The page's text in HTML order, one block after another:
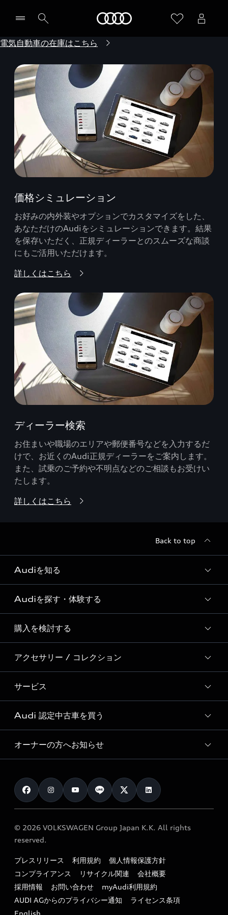
電気自動車の在庫はこちら
価格シミュレーション
お好みの内外装やオプションでカスタマイズをした、
あなただけのAudiをシミュレーションできます。結果
を保存いただく、正規ディーラーとのスムーズな商談
にもご活用いただけます。
詳しくはこちら
ディーラー検索
お住まいや職場のエリアや郵便番号などを入力するだ
けで、お近くのAudi正規ディーラーをご案内します。
また、試乗のご予約や不明点などのご相談もお受けい
たします。
詳しくはこちら
Back to top
Audiを知る
Audi ブランド
Story of Progress
Audi Sport
Formula 1®
デジタルサービス
Audiを探す・体験する
ディーラー検索
新車在庫検索
試乗車・展示車検索
見積り依頼
試乗予約
購入を検討する
モデル一覧
特別仕様モデル / 限定モデル
e-tronラインアップ
価格シミュレーション
車両比較
カタログ一覧
アクセサリー / コレクション
純正アクセサリー
オンラインショップ
Audi collection
アウディナビアプリ
サービス
サービス入庫予約
サービスプログラム
メンテナンス
車検 / 定期点検
e-tronアフターサポート
myAudi
Audi 認定中古車を買う
Audi認定中古車
クオリティ
保証
メンテナンス
ファイナンス
キャンペーン / イベント
買取査定
オーナーの方へお知らせ
お知らせ
オーナー様向けキャンペーン
特定整備適用車一覧
リサイクル法
よくある質問（FAQ）
© 2026 VOLKSWAGEN Group Japan K.K. All rights
reserved.
プレスリリース 利用規約
個人情報保護方針
コンプライアンス
リサイクル関連
会社概要
採用情報
お問い合わせ
myAudi利用規約
AUDI AGからのプライバシー通知
ライセンス条項
English